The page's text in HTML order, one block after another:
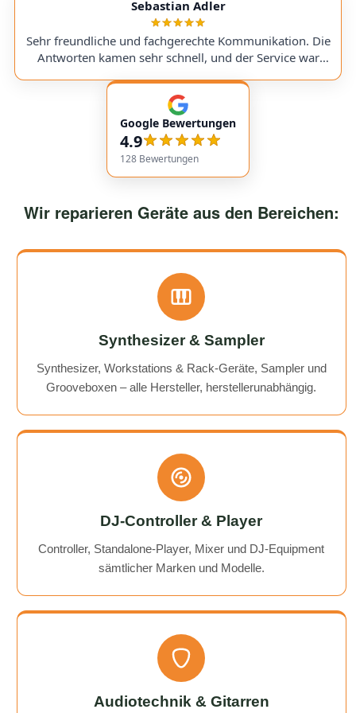
service with very transparent processes and pricing. I
sent in my Victory V4 Amp (Duchess). While waiting for
a replacement part, I was always kept fully informed. I
would use them again anytime!
Sebastian Adler
Sehr freundliche und fachgerechte Kommunikation. Die
Antworten kamen sehr schnell, und der Service war
empfehlenswert! Very friendly and professional
communication. Responses came very quickly, and the
service overall was extremely friendly and reliable.
Highly recommended!
Google Bewertungen
4.9
128 Bewertungen
Wir reparieren Geräte aus den Bereichen:
Synthesizer & Sampler
Synthesizer, Workstations & Rack-Geräte, Sampler und
Grooveboxen – alle Hersteller, herstellerunabhängig.
DJ-Controller & Player
Controller, Standalone-Player, Mixer und DJ-Equipment
sämtlicher Marken und Modelle.
Audiotechnik & Gitarren